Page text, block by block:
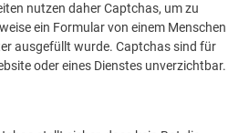
nutzen daher Captchas, um zu
ein Formular von einem Menschen
ausgefüllt wurde. Captchas sind für
oder eines Dienstes unverzichtbar.